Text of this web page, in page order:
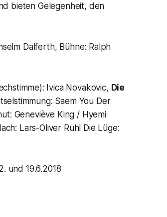
bieten Gelegenheit, den
Dalferth, Bühne: Ralph
Ivica Novakovic, Die
Saem You Der
Geneviève King / Hyemi
Lars-Oliver Rühl Die Lüge:
und 19.6.2018